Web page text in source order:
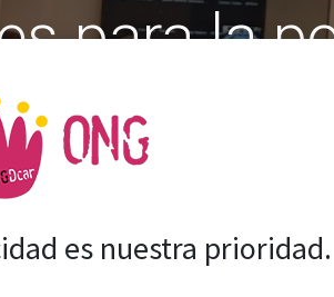
para la
y declaraciones y abordó
Internacional (AECID)
es nuestra prioridad.